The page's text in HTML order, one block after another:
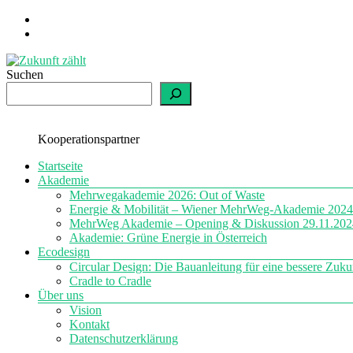
Zum
Inhalt
zählt
einfach
Suchen
Kooperationspartner
Menü
Startseite
Akademie
Mehrwegakademie 2026: Out of Waste
Energie & Mobilität – Wiener MehrWeg-Akademie 2024
MehrWeg Akademie – Opening & Diskussion
Akademie: Grüne Energie in Österreich
Ecodesign
Circular Design: Die Bauanleitung für eine bessere
Cradle to Cradle
Über uns
Vision
Kontakt
Datenschutzerklärung